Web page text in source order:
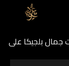
جمال بلجيكا على